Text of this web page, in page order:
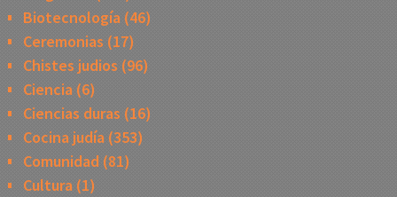
Biotecnología(46)
Ceremonias (17)
Chistes judios (96)
Ciencia(6)
Ciencias duras (16)
Cocina judía(353)
Comunidad(81)
Cultura(1)